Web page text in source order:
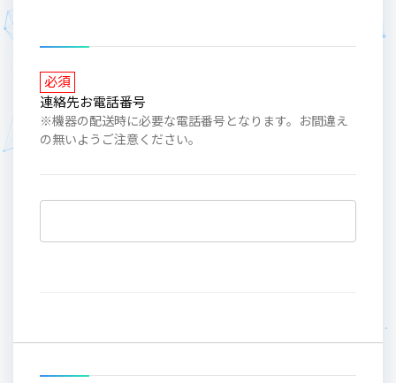
必須
連絡先お電話番号
※機器の配送時に必要な電話番号となります。お間違え
の無いようご注意ください。